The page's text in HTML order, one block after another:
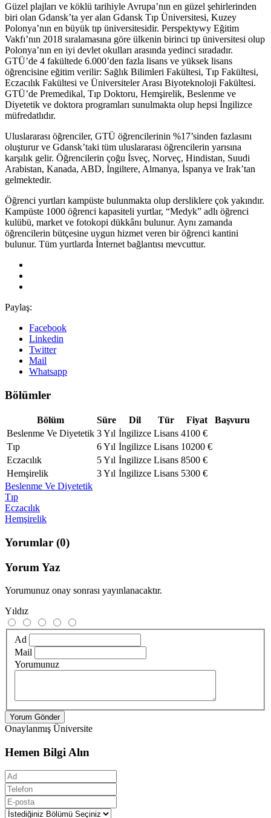
Güzel plajları ve köklü tarihiyle Avrupa’nın en güzel şehirlerinden
biri olan Gdansk’ta yer alan Gdansk Tıp Üniversitesi, Kuzey
Polonya’nın en büyük tıp üniversitesidir. Perspektywy Eğitim
Vakfı’nın 2018 sıralamasına göre ülkenin birinci tıp üniversitesi olup
Polonya’nın en iyi devlet okulları arasında yedinci sıradadır.
GTÜ’de 4 fakültede 6.000’den fazla lisans ve yüksek lisans
öğrencisine eğitim verilir: Sağlık Bilimleri Fakültesi, Tıp Fakültesi,
Eczacılık Fakültesi ve Üniversiteler Arası Biyoteknoloji Fakültesi.
GTÜ’de Premedikal, Tıp Doktoru, Hemşirelik, Beslenme ve
Diyetetik ve doktora programları sunulmakta olup hepsi İngilizce
müfredatlıdır.
Uluslararası öğrenciler, GTÜ öğrencilerinin %17’sinden fazlasını
oluşturur ve Gdansk’taki tüm uluslararası öğrencilerin yarısına
karşılık gelir. Öğrencilerin çoğu İsveç, Norveç, Hindistan, Suudi
Arabistan, Kanada, ABD, İngiltere, Almanya, İspanya ve Irak’tan
gelmektedir.
Öğrenci yurtları kampüste bulunmakta olup dersliklere çok yakındır.
Kampüste 1000 öğrenci kapasiteli yurtlar, “Medyk” adlı öğrenci
kulübü, market ve fotokopi dükkânı bulunur. Aynı zamanda
öğrencilerin bütçesine uygun hizmet veren bir öğrenci kantini
bulunur. Tüm yurtlarda İnternet bağlantısı mevcuttur.
Paylaş:
Facebook
Linkedin
Twitter
Mail
Whatsapp
Bölümler
Bölüm Süre Dil Tür Fiyat
Başvuru
Beslenme Ve Diyetetik 3 Yıl İngilizce Lisans 4100 €
Tıp
6 Yıl İngilizce Lisans 10200 €
Eczacılık
5 Yıl İngilizce Lisans 8500 €
Hemşirelik
3 Yıl İngilizce Lisans 5300 €
Beslenme Ve Diyetetik
Tıp
Eczacılık
Hemşirelik
Yorumlar (0)
Yorum Yaz
Yorumunuz onay sonrası yayınlanacaktır.
Yıldız
Ad
Mail
Yorumunuz
Yorum Gönder
Onaylanmış Üniversite
Hemen Bilgi Alın